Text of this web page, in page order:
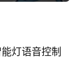
灯语音控制